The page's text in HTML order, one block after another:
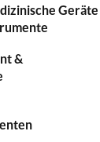
Geräte
&